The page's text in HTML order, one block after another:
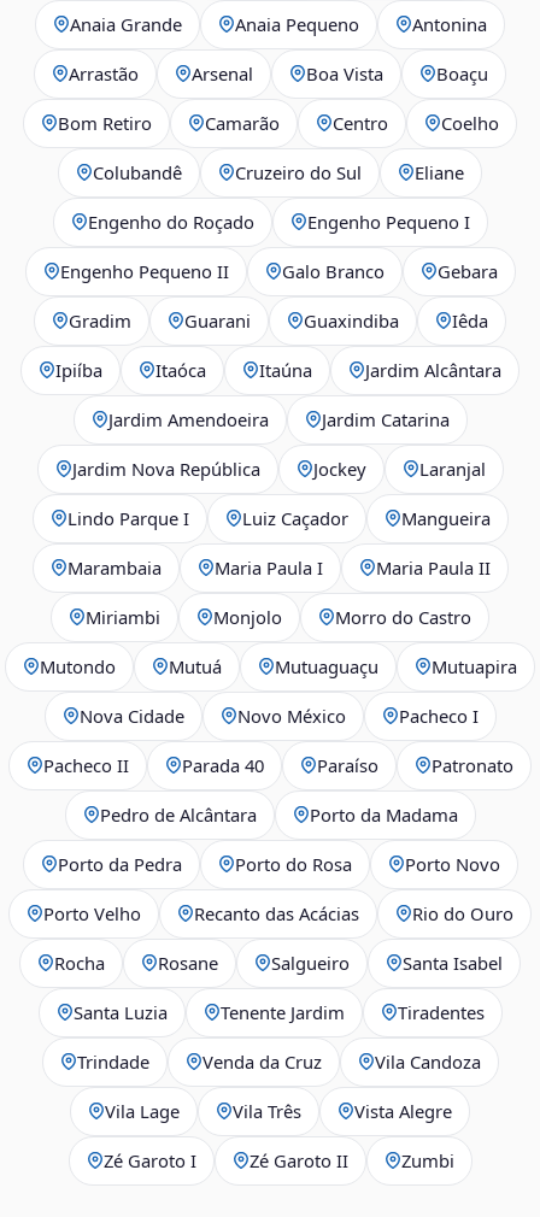
Anaia Grande Anaia Pequeno Antonina
Arrastão Arsenal Boa Vista Boaçu
Bom Retiro Camarão Centro Coelho
Colubandê Cruzeiro do Sul Eliane
Engenho do Roçado Engenho Pequeno I
Engenho Pequeno II Galo Branco Gebara
Gradim Guarani Guaxindiba Iêda
Ipiíba Itaóca Itaúna Jardim Alcântara
Jardim Amendoeira Jardim Catarina
Jardim Nova República Jockey Laranjal
Lindo Parque I Luiz Caçador Mangueira
Marambaia Maria Paula I Maria Paula II
Miriambi Monjolo Morro do Castro
Mutondo Mutuá Mutuaguaçu Mutuapira
Nova Cidade Novo México Pacheco I
Pacheco II Parada 40 Paraíso Patronato
Pedro de Alcântara Porto da Madama
Porto da Pedra Porto do Rosa Porto Novo
Porto Velho Recanto das Acácias Rio do Ouro
Rocha Rosane Salgueiro Santa Isabel
Santa Luzia Tenente Jardim Tiradentes
Trindade Venda da Cruz Vila Candoza
Vila Lage Vila Três Vista Alegre
Zé Garoto I Zé Garoto II Zumbi